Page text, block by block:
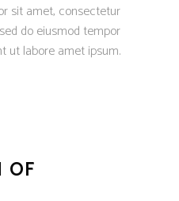
sit amet, consectetur
do eiusmod tempor
ut labore amet ipsum.
OF